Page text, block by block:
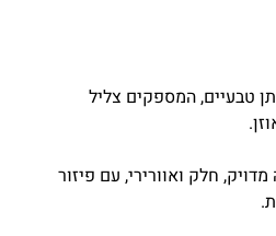
טבעיים, המספקים צליל
חלק ואוורירי, עם פיזור